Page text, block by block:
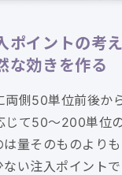
ポイントの
な効きを作る
両側50単位前後か
じて50〜200単位
は量そのものより
ない注入ポイント